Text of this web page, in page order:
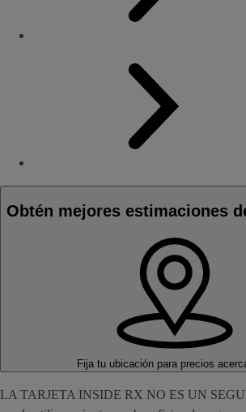
Obtén mejores estimaciones
Fija tu ubicación para precios
LA TARJETA INSIDE RX NO ES UN